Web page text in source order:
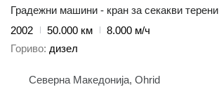
Градежни машини - кран за секакви терени
2002
50.000 км
8.000 м/ч
Гориво дизел
Северна Македонија, Ohrid